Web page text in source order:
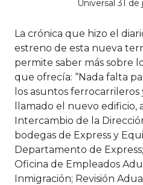
Universal 31 de
La crónica que hizo el
estreno de esta nueva
permite saber más sobre
que ofrecía: “Nada falta
los asuntos
llamado el nuevo edificio,
Intercambio de la
bodegas de Express y
Departamento de
Oficina de Empleados
Inmigración; Revisión